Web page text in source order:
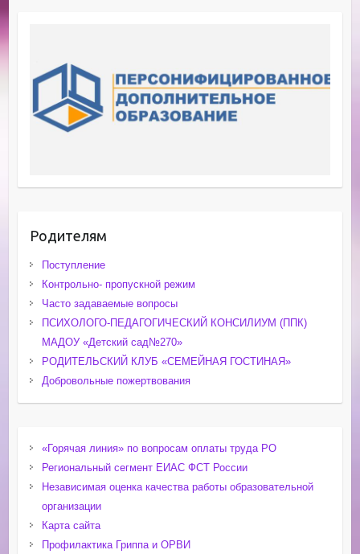
Родителям
Поступление
Контрольно- пропускной режим
Часто задаваемые вопросы
ПСИХОЛОГО-ПЕДАГОГИЧЕСКИЙ КОНСИЛИУМ (ППК)
МАДОУ «Детский сад№270»
РОДИТЕЛЬСКИЙ КЛУБ «СЕМЕЙНАЯ ГОСТИНАЯ»
Добровольные пожертвования
«Горячая линия» по вопросам оплаты труда РО
Региональный сегмент ЕИАС ФСТ России
Независимая оценка качества работы образовательной
организации
Карта сайта
Профилактика Гриппа и ОРВИ